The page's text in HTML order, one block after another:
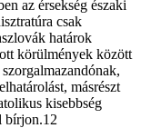
az érsekség északi
csak
határok
körülmények között
másrészt
kisebbség
bírjon.12